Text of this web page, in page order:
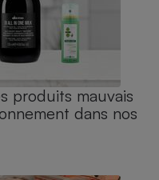
produits mauvais
dans nos